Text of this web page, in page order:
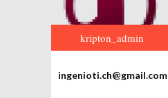
kripton_admin
ingenioti.ch@gmail.com